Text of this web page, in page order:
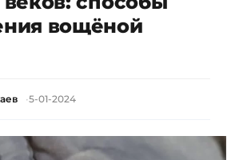
вощёной
5-01-2024